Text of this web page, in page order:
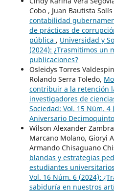
Cobo , Juan Bautista
contabilidad
de prácticas de
pública , Universidad y
(2024): ¿Trasmitimos un
publicaciones?
Osleidys Torres
Rolando Serra Toledo,
contribuir a la retención
investigadores de
Sociedad: Vol. 15 Núm.
Aniversario Decimoquinto
Wilson Alexander
Marcano Molano, Gioryi
Armando Chisaguano
blandas y estrategias
estudiantes universitarios
Vol. 16 Núm. 6 (2024):
sabiduría en nuestros